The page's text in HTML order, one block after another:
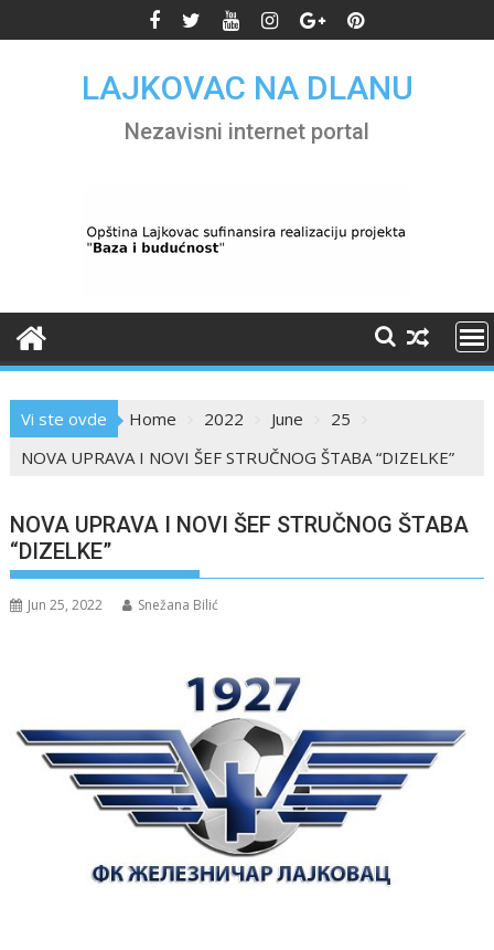
to
LAJKOVAC NA DLANU
Nezavisni internet portal
Vi ste ovde Home 2022 June
25
NOVA UPRAVA I NOVI ŠEF STRUČNOG ŠTABA “DIZELKE”
NOVA UPRAVA I NOVI ŠEF STRUČNOG ŠTABA
“DIZELKE”
Jun 25, 2022 Snežana Bilić